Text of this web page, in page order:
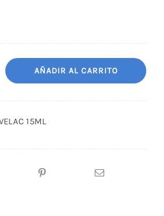
AÑADIR AL CARRITO
15ML